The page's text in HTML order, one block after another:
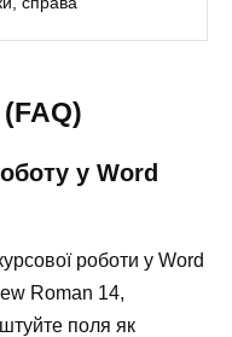
у Word
роботи у Word
Roman 14,
поля як